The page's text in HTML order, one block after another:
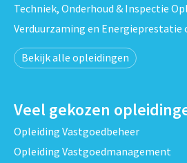
Techniek, Onderhoud & Inspectie
Verduurzaming en Energieprestatie
Bekijk alle opleidingen
Veel gekozen
Opleiding Vastgoedbeheer
Opleiding Vastgoedmanagement